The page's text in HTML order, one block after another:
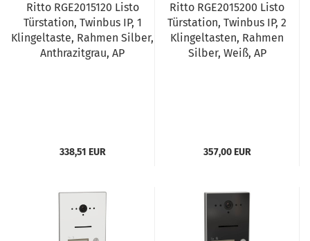
Ritto RGE2015120 Listo
Türstation, Twinbus IP, 1
Klingeltaste, Rahmen Silber,
Anthrazitgrau, AP
338,51 EUR
Ritto RGE2015200 Listo
Türstation, Twinbus IP, 2
Klingeltasten, Rahmen
Silber, Weiß, AP
357,00 EUR